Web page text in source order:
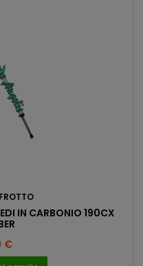
IN CARBONIO 190CX
€